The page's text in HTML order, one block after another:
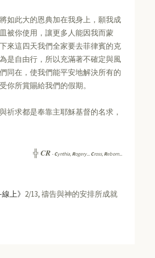
如此大的恩典加在我身上，願我成
被你使用，讓更多人能因我而蒙
來這四天我們全家要去菲律賓的克
是自由行，所以充滿著不確定與風
同在，使我們能平安地解決所有的
你所賞賜給我們的假期。
祈求都是奉靠主耶穌基督的名求，
╬CR -Cynthia, Rogery... Cross, Reborn...
上》 2/13, 禱告與神的安排所成就